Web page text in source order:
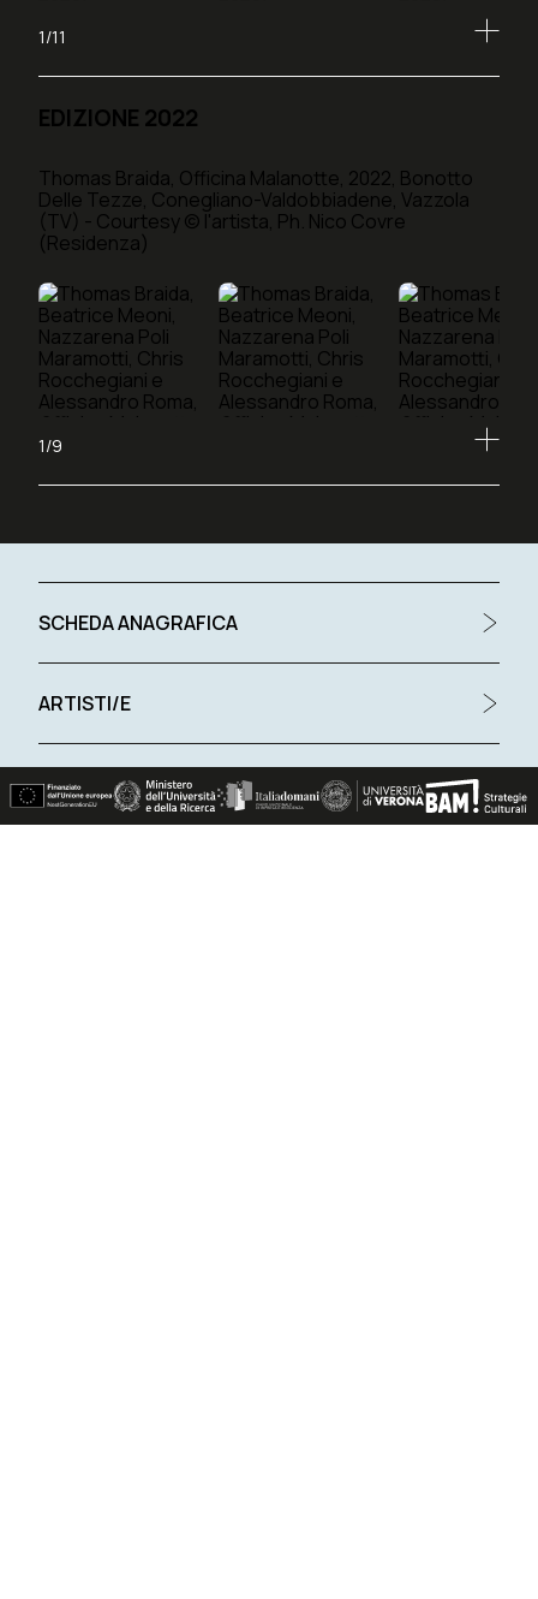
1/11
EDIZIONE 2022
Thomas Braida, Officina Malanotte, 2022, Bonotto
Delle Tezze, Conegliano-Valdobbiadene, Vazzola
(TV) - Courtesy © l'artista, Ph. Nico Covre
(Residenza)
1/9
SCHEDA ANAGRAFICA
ARTISTI/E
REFERENZE BIBLIOGRAFICHE